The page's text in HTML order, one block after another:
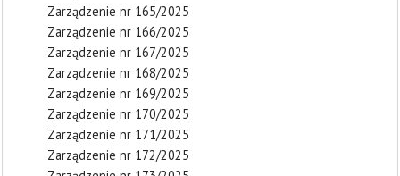
Zarządzenie nr 165/2025
Zarządzenie nr 166/2025
Zarządzenie nr 167/2025
Zarządzenie nr 168/2025
Zarządzenie nr 169/2025
Zarządzenie nr 170/2025
Zarządzenie nr 171/2025
Zarządzenie nr 172/2025